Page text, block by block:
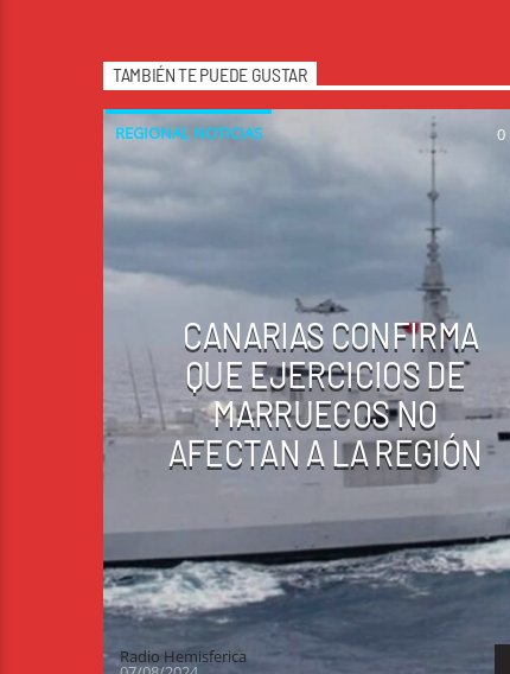
TAMBIÉN TE PUEDE GUSTAR
REGIONAL NOTICIAS 0
CANARIAS CONFIRMA
QUE EJERCICIOS DE
MARRUECOS NO
AFECTAN A LA REGIÓN
Radio Hemisferica